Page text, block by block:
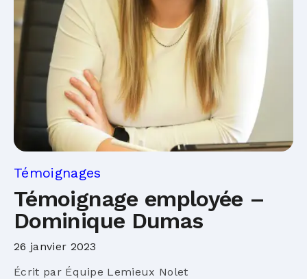
Témoignages
Témoignage employée –
Dominique Dumas
26 janvier 2023
Écrit par Équipe Lemieux Nolet